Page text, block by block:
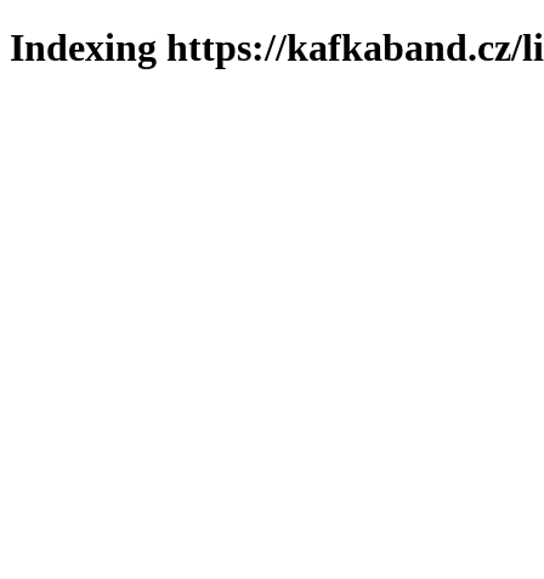
Indexing https://kafkaband.cz/